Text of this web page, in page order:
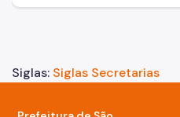
Siglas: Siglas Secretarias